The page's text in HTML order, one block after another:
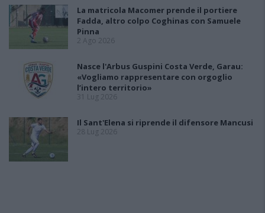
La matricola Macomer prende il portiere
Fadda, altro colpo Coghinas con Samuele
Pinna
2 Ago 2026
Nasce l'Arbus Guspini Costa Verde, Garau:
«Vogliamo rappresentare con orgoglio
l’intero territorio»
31 Lug 2026
Il Sant'Elena si riprende il difensore Mancusi
28 Lug 2026